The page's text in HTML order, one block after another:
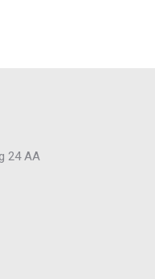
24 AA